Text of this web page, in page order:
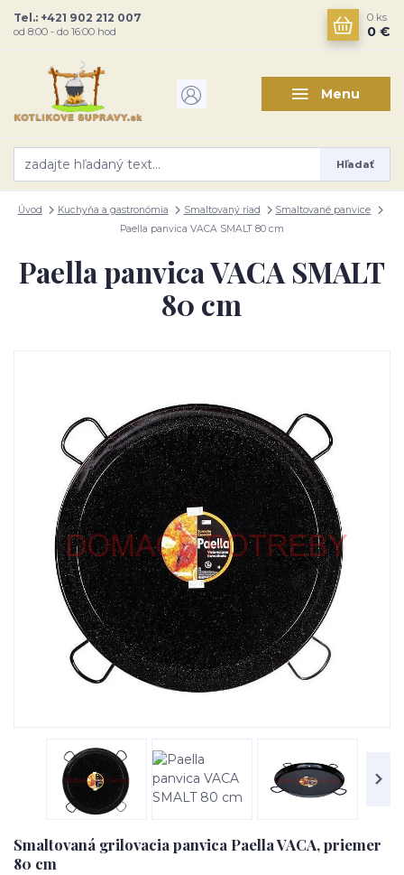
Menu
Hľadať
Tel.: +421 902 212 007
od 8:00 - do 16:00 hod
0 ks
0 €
Úvod Kuchyňa a gastronómia Smaltovaný riad
Smaltované panvice
Paella panvica VACA SMALT 80 cm
Paella panvica VACA SMALT
80 cm
Smaltovaná grilovacia panvica Paella VACA, priemer
80 cm